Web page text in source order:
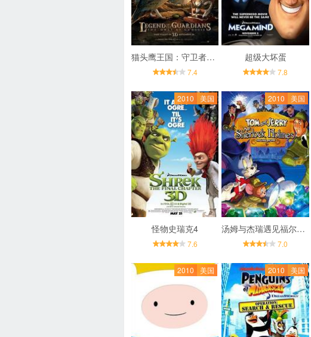
猫头鹰王国：守卫者传奇
7.4
超级大坏蛋
7.8
2010 美国
怪物史瑞克4
7.6
2010 美国
汤姆与杰瑞遇见福尔摩斯
7.0
2010 美国 2010 美国